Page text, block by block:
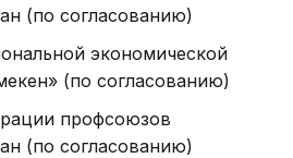
(по согласованию)
экономической
(по согласованию)
профсоюзов
(по согласованию)